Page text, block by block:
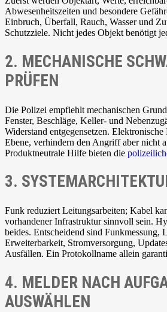
Abwesenheitszeiten und besondere
Einbruch, Überfall, Rauch, Wasser und
Schutzziele. Nicht jedes Objekt benötigt
2. MECHANISCHE
PRÜFEN
Die Polizei empfiehlt mechanischen
Fenster, Beschläge, Keller- und
Widerstand entgegensetzen.
Ebene, verhindern den Angriff aber nicht
Produktneutrale Hilfe bieten die
3.
Funk reduziert Leitungsarbeiten; Kabel
vorhandener Infrastruktur sinnvoll sein.
beides. Entscheidend sind Funkmessung,
Erweiterbarkeit, Stromversorgung,
Ausfällen. Ein Protokollname allein
4. MELDER NACH
AUSWÄHLEN